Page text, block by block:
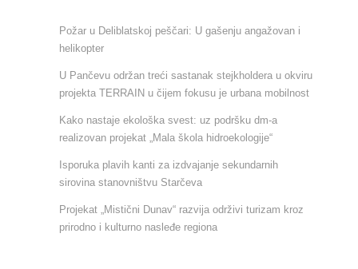
Požar u Deliblatskoj peščari: U gašenju angažovan i
helikopter
U Pančevu održan treći sastanak stejkholdera u okviru
projekta TERRAIN u čijem fokusu je urbana mobilnost
Kako nastaje ekološka svest: uz podršku dm-a
realizovan projekat „Mala škola hidroekologije“
Isporuka plavih kanti za izdvajanje sekundarnih
sirovina stanovništvu Starčeva
Projekat „Mistični Dunav“ razvija održivi turizam kroz
prirodno i kulturno nasleđe regiona